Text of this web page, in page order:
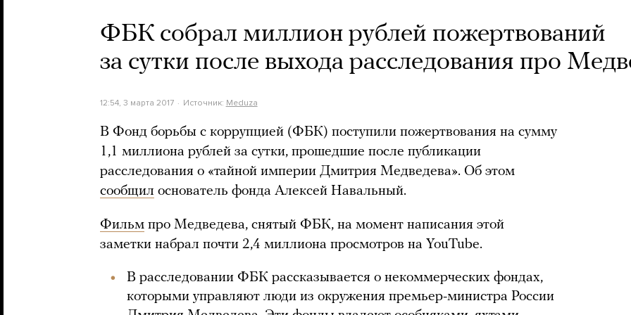
ФБК собрал миллион рублей пожертвований
за сутки после выхода расследования про
12:54, 3 марта 2017 Источник: Meduza
В Фонд борьбы с коррупцией (ФБК) поступили пожертвования на сумму
1,1 миллиона рублей за сутки, прошедшие после публикации
расследования о «тайной империи Дмитрия Медведева». Об этом
сообщил основатель фонда Алексей Навальный.
Фильм про Медведева, снятый ФБК, на момент написания этой
заметки набрал почти 2,4 миллиона просмотров на YouTube.
В расследовании ФБК рассказывается о некоммерческих фондах,
которыми управляют люди из окружения премьер-министра России